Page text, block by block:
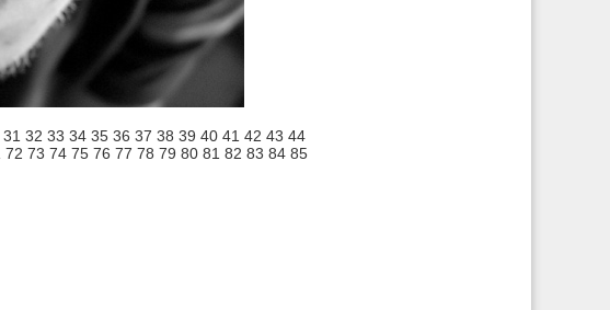
31 32 33 34 35 36 37 38 39 40 41 42 43 44
72 73 74 75 76 77 78 79 80 81 82 83 84 85